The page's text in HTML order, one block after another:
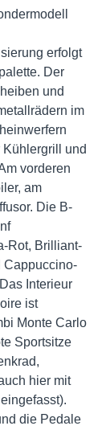
erfolgt
Der
und
im
und
vorderen
am
Die B-
Rot, Brilliant-
Cappuccino-
Interieur
ist
Monte Carlo
Sportsitze
hier mit
die Pedale